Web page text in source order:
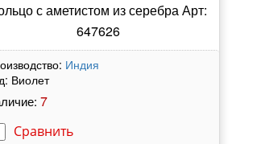
с аметистом из серебра Арт:
647626
Индия
Виолет
7
Сравнить